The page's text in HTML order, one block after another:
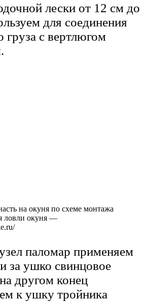
лески от 12 см до
для соединения
груза с вертлюгом
на окуня по схеме монтажа
ловли окуня —
паломар применяем
за ушко свинцовое
другом конец
к ушку тройника